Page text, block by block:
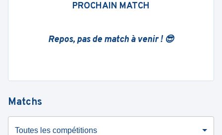
PROCHAIN MATCH
Repos, pas de match à venir ! 😎
Matchs
Toutes les compétitions